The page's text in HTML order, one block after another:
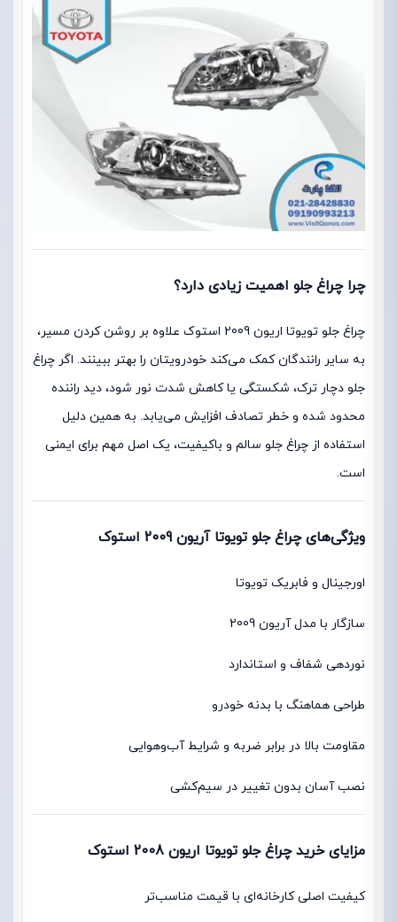
چرا چراغ جلو اهمیت زیادی دارد؟
چراغ جلو تویوتا اریون 2009 استوک علاوه بر روشن کردن مسیر،
به سایر رانندگان کمک می‌کند خودرویتان را بهتر ببینند. اگر چراغ
جلو دچار ترک، شکستگی یا کاهش شدت نور شود، دید راننده
محدود شده و خطر تصادف افزایش می‌یابد. به همین دلیل
استفاده از چراغ جلو سالم و باکیفیت، یک اصل مهم برای ایمنی
است.
ویژگی‌های چراغ جلو تویوتا آریون 2009 استوک
اورجینال و فابریک تویوتا
سازگار با مدل آریون 2009
نوردهی شفاف و استاندارد
طراحی هماهنگ با بدنه خودرو
مقاومت بالا در برابر ضربه و شرایط آب‌وهوایی
نصب آسان بدون تغییر در سیم‌کشی
مزایای خرید چراغ جلو تویوتا اریون 2008 استوک
کیفیت اصلی کارخانه‌ای با قیمت مناسب‌تر